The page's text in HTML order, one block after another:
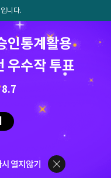
니다.
인통계활용
우수작 투표
시 열지않기